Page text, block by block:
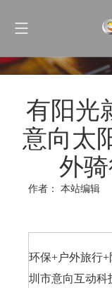
有阳光
意向太
外
作者： 本站编辑
环保+户外旅行
圳市意向互动